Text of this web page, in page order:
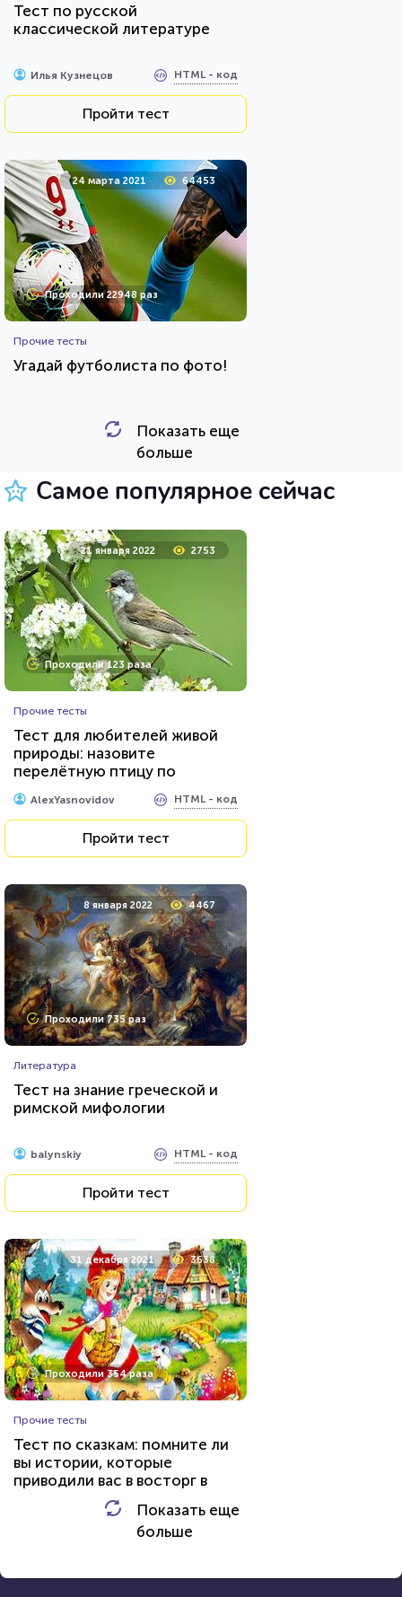
Тест по русской
классической литературе
Илья Кузнецов HTML - код
Пройти тест
24 марта 2021 64453
Проходили 22948 раз
Прочие тесты
Угадай футболиста по фото!
HTML - код
23 июня 2021
Проходили 20936 раз
Сериалы
Тест: «Какой ты вампир из
сериала "Дневники
вампира"»?
Пройти тест
8 мая 2021 10538
Проходили 646 раз
Сериалы
Тест на знание персонажей
сериалов от Netflix
Пройти тест
15 февраля 2022 53612
Проходили 7539 раз
Литература
Тест: Великие русские
писатели
Пройти тест
Показать еще
больше
Самое популярное сейчас
21 января 2022 2753
Проходили 123 раза
Прочие тесты
Тест для любителей живой
природы: назовите
перелётную птицу по
фотографии
AlexYasnovidov HTML - код
Пройти тест
8 января 2022 4467
Проходили 735 раз
Литература
Тест на знание греческой и
римской мифологии
balynskiy HTML - код
Пройти тест
31 декабря 2021 3638
Проходили 354 раза
Прочие тесты
Тест по сказкам: помните ли
вы истории, которые
приводили вас в восторг в
AlexYasnovidov HTML - код
Показать еще
больше